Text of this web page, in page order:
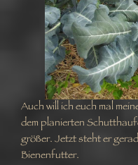
Auch will ich euch mal
dem planierten
größer. Jetzt steht er
Bienenfutter.